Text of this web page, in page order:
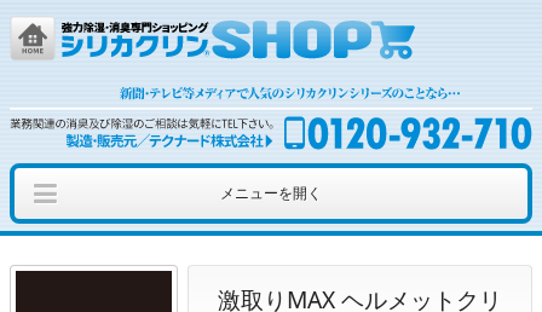
メニューを開く
激取りMAX ヘルメットクリ